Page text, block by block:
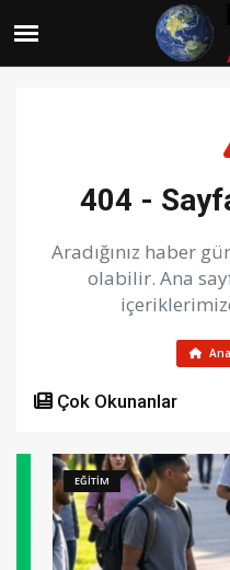
404 -
Aradığınız haber
olabilir. Ana
Çok Okunanlar
EĞİTİM